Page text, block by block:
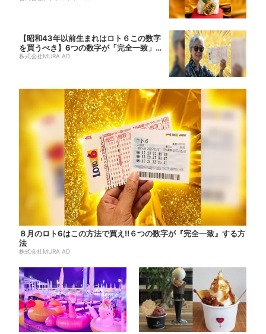
【昭和43年以前生まれはロト６この数字
を買うべき】6つの数字が「完全一致」す
る方...
株式会社MURA AD
８月のロト6はこの方法で買え!!６つの数字が『完全一致』する方
法
株式会社MURA AD